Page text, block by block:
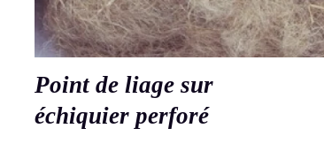
Point de liage sur
échiquier perforé